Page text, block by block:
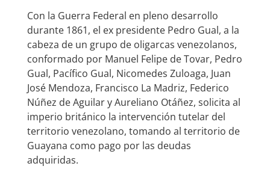
Con la Guerra Federal en pleno desarrollo
durante 1861, el ex presidente Pedro Gual, a la
cabeza de un grupo de oligarcas venezolanos,
conformado por Manuel Felipe de Tovar, Pedro
Gual, Pacífico Gual, Nicomedes Zuloaga, Juan
José Mendoza, Francisco La Madriz, Federico
Núñez de Aguilar y Aureliano Otáñez, solicita al
imperio británico la intervención tutelar del
territorio venezolano, tomando al territorio de
Guayana como pago por las deudas
adquiridas.